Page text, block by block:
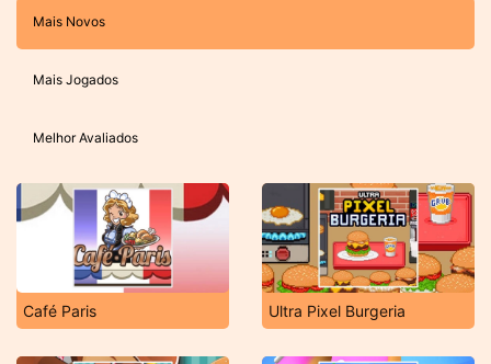
Mais Novos
Mais Jogados
Melhor Avaliados
Café Paris Ultra Pixel Burgeria